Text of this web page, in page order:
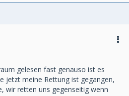
gelesen fast genauso ist es
jetzt meine Rettung ist gegangen,
wir retten uns gegenseitig wenn